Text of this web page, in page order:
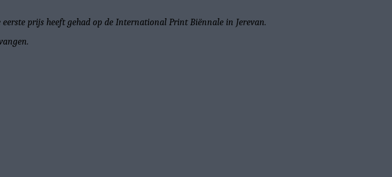
prijs heeft gehad op de International Print Biënnale in Jerevan.